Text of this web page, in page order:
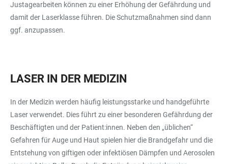
Justagearbeiten können zu einer Erhöhung der Gefährdung und
damit der Laserklasse führen. Die Schutzmaßnahmen sind dann
ggf. anzupassen.
LASER IN DER MEDIZIN
In der Medizin werden häufig leistungsstarke und handgeführte
Laser verwendet. Dies führt zu einer besonderen Gefährdung der
Beschäftigten und der Patient:innen. Neben den „üblichen“
Gefahren für Auge und Haut spielen hier die Brandgefahr und die
Entstehung von giftigen oder infektiösen Dämpfen und Aerosolen